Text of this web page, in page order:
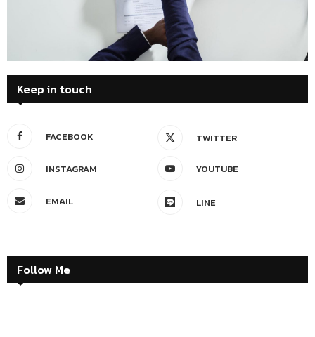
Keep in touch
FACEBOOK TWITTER
INSTAGRAM YOUTUBE
EMAIL LINE
Follow Me